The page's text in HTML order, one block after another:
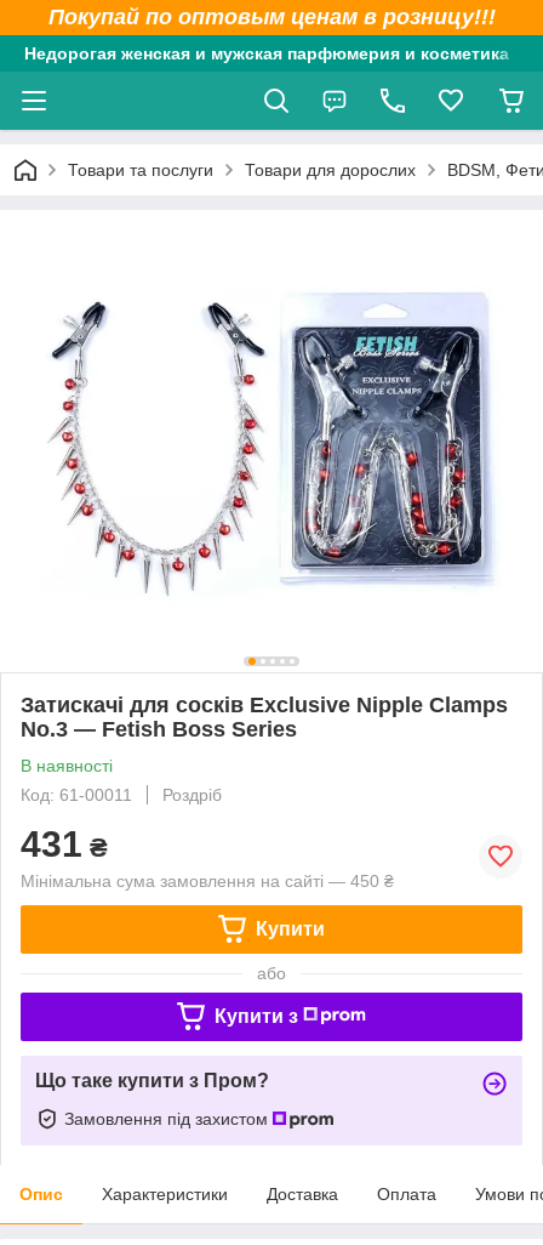
Покупай по оптовым ценам в розницу!!!
Недорогая женская и мужская парфюмерия и косметика
Товари та послуги Товари для дорослих BDSM,
Затискачі для сосків Exclusive Nipple Clamps
No.3 — Fetish Boss Series
В наявності
Код: 61-00011
Роздріб
431 ₴
Мінімальна сума замовлення на сайті — 450 ₴
Купити
або
Купити з
Що таке купити з Пром?
Замовлення під захистом
Опис Характеристики Доставка Оплата Умови